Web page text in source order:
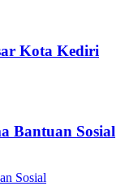
Kota Kediri
Bantuan Sosial